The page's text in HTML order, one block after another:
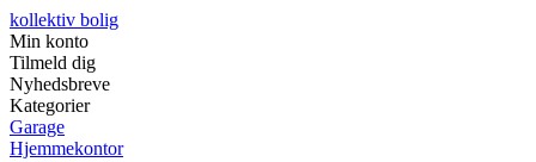
kollektiv bolig
Min konto
Tilmeld dig
Nyhedsbreve
Kategorier
Garage
Hjemmekontor